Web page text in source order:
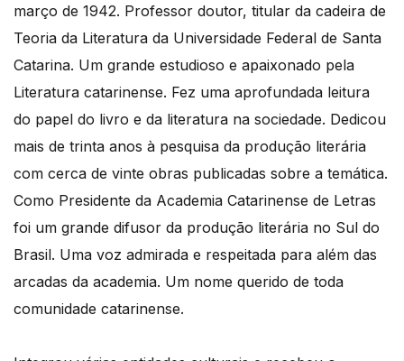
março de 1942. Professor doutor, titular da cadeira de
Teoria da Literatura da Universidade Federal de Santa
Catarina. Um grande estudioso e apaixonado pela
Literatura catarinense. Fez uma aprofundada leitura
do papel do livro e da literatura na sociedade. Dedicou
mais de trinta anos à pesquisa da produção literária
com cerca de vinte obras publicadas sobre a temática.
Como Presidente da Academia Catarinense de Letras
foi um grande difusor da produção literária no Sul do
Brasil. Uma voz admirada e respeitada para além das
arcadas da academia. Um nome querido de toda
comunidade catarinense.